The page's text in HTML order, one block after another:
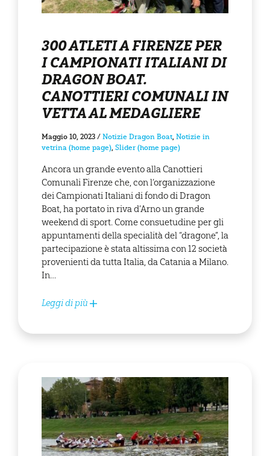
300 ATLETI A FIRENZE PER
I CAMPIONATI ITALIANI DI
DRAGON BOAT.
CANOTTIERI COMUNALI IN
VETTA AL MEDAGLIERE
Maggio 10, 2023 / Notizie Dragon Boat, Notizie in
vetrina (home page), Slider (home page)
Ancora un grande evento alla Canottieri
Comunali Firenze che, con l’organizzazione
dei Campionati Italiani di fondo di Dragon
Boat, ha portato in riva d’Arno un grande
weekend di sport. Come consuetudine per gli
appuntamenti della specialità del “dragone”, la
partecipazione è stata altissima con 12 società
provenienti da tutta Italia, da Catania a Milano.
In…
Leggi di più